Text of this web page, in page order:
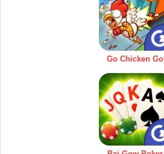
Go Chicken Go